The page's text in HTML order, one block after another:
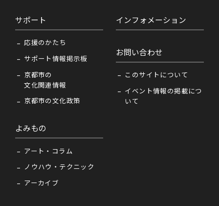
サポート
応援のかたち
サポート情報掲示板
京都市の
文化関連情報
京都市の文化政策
よみもの
アート・コラム
ノウハウ・テクニック
アーカイブ
インフォメーション
お問い合わせ
このサイトについて
イベント情報の掲載につ
いて